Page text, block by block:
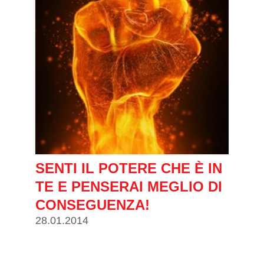
SENTI IL POTERE CHE È IN
TE E PENSERAI MEGLIO DI
CONSEGUENZA!
28.01.2014